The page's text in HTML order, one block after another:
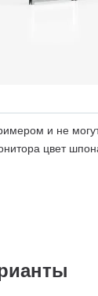
и не
цвет